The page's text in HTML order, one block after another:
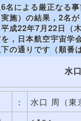
名による厳正なる
実施）の結果，2名
成22年7月22日（
，日本航空宇宙学
の通りです（順番
水
：
水口 周（東